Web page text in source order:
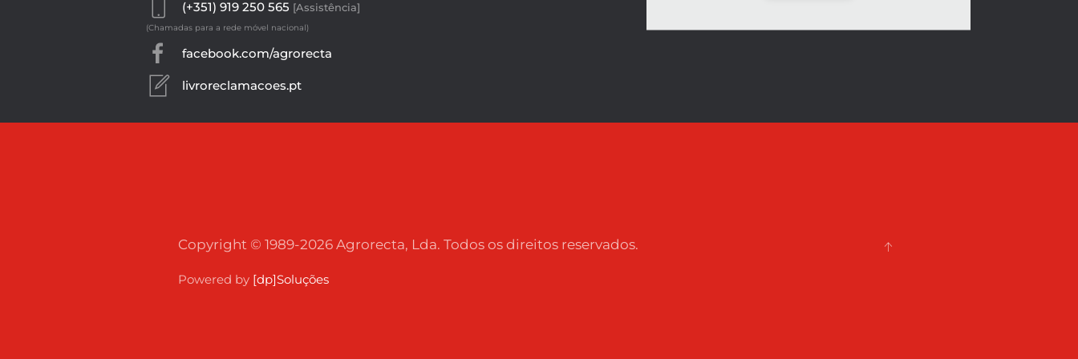
(+351) 919 250 565 [Assistência]
(Chamadas para a rede móvel nacional)
facebook.com/agrorecta
livroreclamacoes.pt
Copyright © 1989-2026 Agrorecta, Lda. Todos os direitos reservados.
Powered by [dp]Soluções